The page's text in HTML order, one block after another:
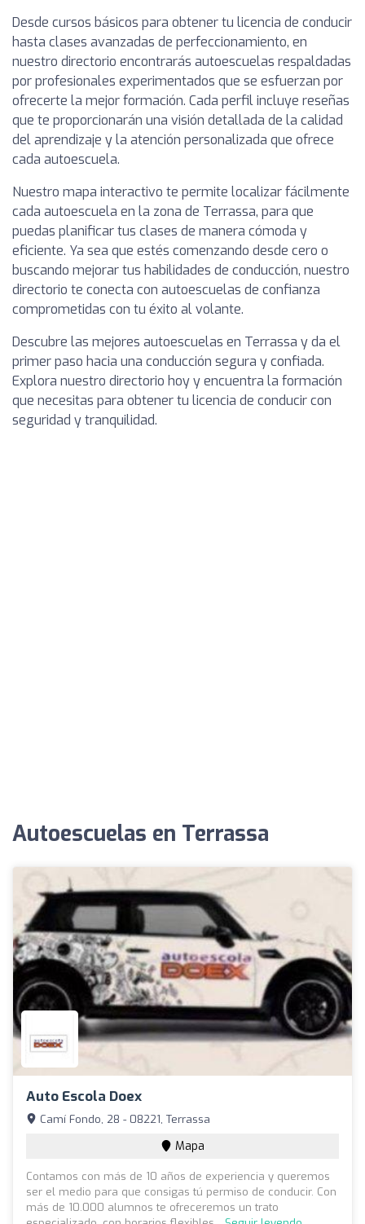
Desde cursos básicos para obtener tu licencia de conducir
hasta clases avanzadas de perfeccionamiento, en
nuestro directorio encontrarás autoescuelas respaldadas
por profesionales experimentados que se esfuerzan por
ofrecerte la mejor formación. Cada perfil incluye reseñas
que te proporcionarán una visión detallada de la calidad
del aprendizaje y la atención personalizada que ofrece
cada autoescuela.
Nuestro mapa interactivo te permite localizar fácilmente
cada autoescuela en la zona de Terrassa, para que
puedas planificar tus clases de manera cómoda y
eficiente. Ya sea que estés comenzando desde cero o
buscando mejorar tus habilidades de conducción, nuestro
directorio te conecta con autoescuelas de confianza
comprometidas con tu éxito al volante.
Descubre las mejores autoescuelas en Terrassa y da el
primer paso hacia una conducción segura y confiada.
Explora nuestro directorio hoy y encuentra la formación
que necesitas para obtener tu licencia de conducir con
seguridad y tranquilidad.
Autoescuelas en Terrassa
Auto Escola Doex
Camí Fondo, 28 - 08221, Terrassa
Mapa
Contamos con más de 10 años de experiencia y queremos
ser el medio para que consigas tú permiso de conducir. Con
más de 10.000 alumnos te ofreceremos un trato